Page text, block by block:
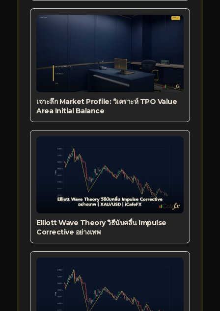
เจาะลึก Market Profile: วิเคราะห์ TPO Value
Area Initial Balance
Elliott Wave Theory วิธีนับคลื่น Impulse
Corrective อย่างเทพ